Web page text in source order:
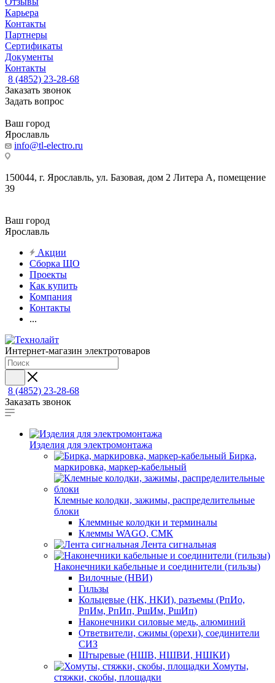
Карьера
Контакты
Партнеры
Сертификаты
Документы
Контакты
8 (4852) 23-28-68
Заказать звонок
Задать вопрос
Ваш город
Ярославль
info@tl-electro.ru
150044, г. Ярославль, ул. Базовая, дом 2 Литера А, помещение
39
Ваш город
Ярославль
Акции
Сборка ЩО
Проекты
Как купить
Компания
Контакты
...
Интернет-магазин электротоваров
8 (4852) 23-28-68
Заказать звонок
Изделия для электромонтажа
Бирка,
маркировка, маркер-кабельный
Клемные колодки, зажимы, распределительные
блоки
Клеммные колодки и терминалы
Клеммы WAGO, СМК
Лента сигнальная
Наконечники кабельные и соединители (гильзы)
Вилочные (НВИ)
Гильзы
Кольцевые (НК, НКИ), разъемы (РпИо,
РпИм, РпИп, РшИм, РшИп)
Наконечники силовые медь, алюминий
Ответвители, сжимы (орехи), соединители
СИЗ
Штыревые (НШВ, НШВИ, НШКИ)
Хомуты,
стяжки, скобы, площадки